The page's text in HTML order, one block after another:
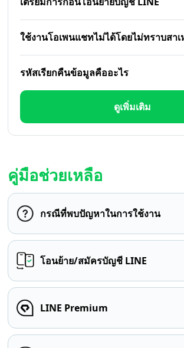
ใช้งานโอเพนแชทไม่ได้โดยไม่ทราบสาเ
รหัสเรียกคืนข้อมูลคืออะไร
ดูเพิ่มเติม
คู่มือช่วยเหลือ
กรณีที่พบปัญหาในการใช้งาน
โอนย้าย/สมัครบัญชี LINE
LINE Premium